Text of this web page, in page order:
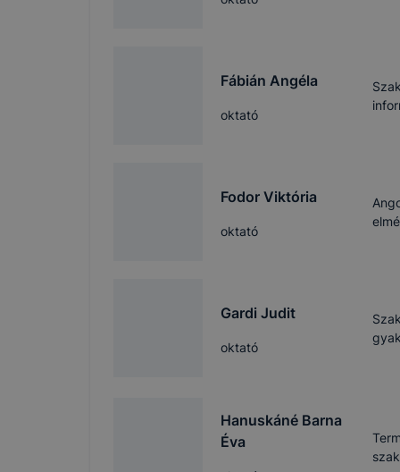
Fábián Angéla
oktató
Fodor Viktória
oktató
Gardi Judit
oktató
Hanuskáné Barna
Éva
eltérően
https://
beépülő
A honlap a
történő